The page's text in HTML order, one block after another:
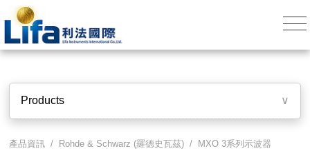
Products ∨
產品資訊 / Rohde & Schwarz (羅德史瓦茲) / MXO 3系列示波器